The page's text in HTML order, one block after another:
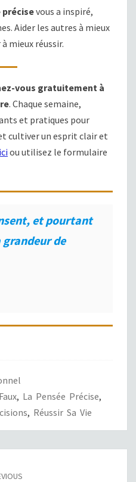
précisevous a inspiré,
Aider les autres à mieux
mieux réussir.
vous gratuitement à
. Chaque semaine,
et pratiques pour
cultiver un esprit clair et
ou utilisez le formulaire
et pourtant
grandeur de
, La Pensée Précise,
, Réussir Sa Vie